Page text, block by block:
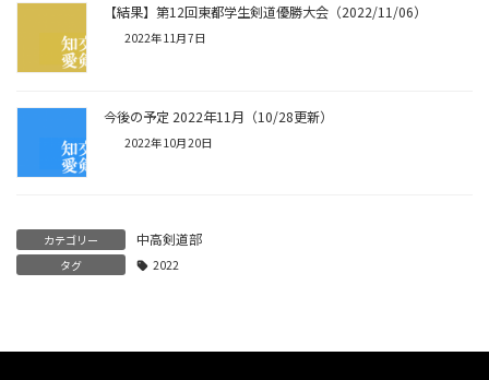
【結果】第12回東都学生剣道優勝大会（2022/11/06）
2022年11月7日
今後の予定 2022年11月（10/28更新）
2022年10月20日
カテゴリー 中高剣道部
タグ 2022